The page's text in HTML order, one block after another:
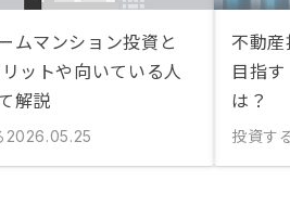
ムマンション投資と
ットや向いている人
解説
2026.05.25
不動
目指
は？
投資す